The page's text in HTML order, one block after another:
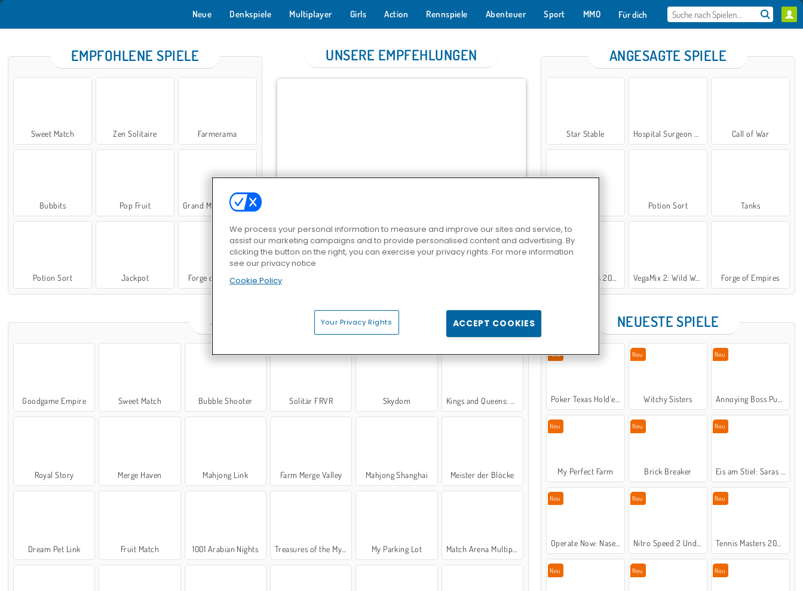
Neue Denkspiele Multiplayer Girls Action Rennspiele Abenteuer Sport MMO Für dich
EMPFOHLENE SPIELE
Sweet Match Zen Solitaire Farmerama
Bubbits Pop Fruit Grand Mahjong Connect
Potion Sort Jackpot Forge of Empires
UNSERE EMPFEHLUNGEN ANGESAGTE SPIELE
Star Stable Call of War
Potion Sort Tanks
Neu
VegaMix 2: Wild West Forge of Empires
JETZT PROBIEREN!
Goodgame Empire Sweet Match Bubble Shooter Solitär FRVR Skydom Kings and Queens: Solitaire TriPeaks
Royal Story Merge Haven Mahjong Link Farm Merge Valley Mahjong Shanghai Meister der Blöcke
Dream Pet Link Fruit Match 1001 Arabian Nights My Parking Lot
NEUESTE SPIELE
Neu Neu
Witchy Sisters
Neu
Neu
My Perfect Farm
Neu
Brick Breaker
Neu
Neu Neu Neu
Neu Neu Neu
We process your personal information to measure and improve our sites and service, to
assist our marketing campaigns and to provide personalised content and advertising. By
clicking the button on the right, you can exercise your privacy rights. For more information
see our privacy notice
Cookie Policy
Your Privacy Rights ACCEPT COOKIES